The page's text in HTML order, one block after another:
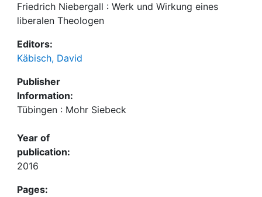
Friedrich Niebergall : Werk und Wirkung eines
liberalen Theologen
Editors:
Käbisch, David
Publisher
Information:
Tübingen : Mohr Siebeck
Year of
publication:
2016
Pages: